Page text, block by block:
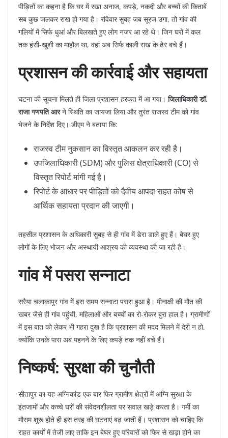
पीड़ितों का कहना है कि घर में रखा अनाज, कपड़े, नकदी और बच्चों की किताबें
सब कुछ जलकर राख हो गया है। रविवार सुबह जब सूरज उगा, तो गांव की
गलियों में सिर्फ धुआं और बिलखते हुए लोग नजर आ रहे थे। जिन घरों में कल
तक हंसी-खुशी का माहौल था, वहां अब सिर्फ काली राख के ढेर बचे हैं।
प्रशासन की कार्रवाई और सहायता
​घटना की सूचना मिलते ही जिला प्रशासन हरकत में आ गया।जिलाधिकारी डॉ.
राजा गणपति आरने स्थिति का जायजा लिया और तुरंत राजस्व टीम को गांव
भेजने के निर्देश दिए। डीएम ने बताया कि:
​राजस्व टीम नुकसान का विस्तृत आकलन कर रही है।
​उपजिलाधिकारी (SDM) और पुलिस क्षेत्राधिकारी (CO) से
विस्तृत रिपोर्ट मांगी गई है।
​रिपोर्ट के आधार पर पीड़ितों को दैवीय आपदा राहत कोष से
आर्थिक सहायता प्रदान की जाएगी।
​तहसील प्रशासन के अधिकारी सुबह से ही गांव में डेरा डाले हुए हैं। बेघर हुए
लोगों के लिए भोजन और अस्थायी आश्रय की व्यवस्था की जा रही है।
गांव में पसरा सन्नाटा
​सरैया चलाकापुर गांव में इस समय सन्नाटा पसरा हुआ है। मीनाक्षी की मौत की
खबर जैसे ही गांव पहुंची, महिलाओं और बच्चों का रो-रोकर बुरा हाल है। ग्रामीणों
में इस बात को लेकर भी गहरा दुख है कि प्रशासन की मदद मिलने में देरी न हो,
क्योंकि उनके पास अब पहनने के लिए कपड़े तक नहीं बचे हैं।
निष्कर्ष: सुरक्षा की चुनौती
​सीतापुर का यह अग्निकांड एक बार फिर ग्रामीण क्षेत्रों में अग्नि सुरक्षा के
इंतजामों और कच्चे घरों की संवेदनशीलता पर सवाल खड़े करता है। गर्मी का
मौसम शुरू होते ही इस तरह की घटनाएं बढ़ जाती हैं। प्रशासन को चाहिए कि
राहत कार्यों में तेजी लाए ताकि इन बेघर हुए परिवारों को फिर से खड़ा होने का